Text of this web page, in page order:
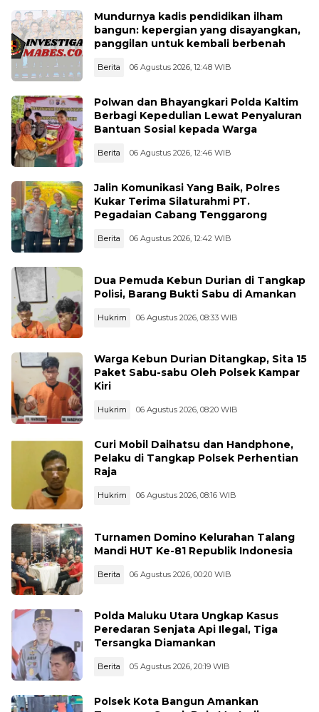
Mundurnya kadis pendidikan ilham
bangun: kepergian yang disayangkan,
panggilan untuk kembali berbenah
Berita 06 Agustus 2026, 12:48 WIB
Polwan dan Bhayangkari Polda Kaltim
Berbagi Kepedulian Lewat Penyaluran
Bantuan Sosial kepada Warga
Berita 06 Agustus 2026, 12:46 WIB
Jalin Komunikasi Yang Baik, Polres
Kukar Terima Silaturahmi PT.
Pegadaian Cabang Tenggarong
Berita 06 Agustus 2026, 12:42 WIB
Dua Pemuda Kebun Durian di Tangkap
Polisi, Barang Bukti Sabu di Amankan
Hukrim 06 Agustus 2026, 08:33 WIB
Warga Kebun Durian Ditangkap, Sita 15
Paket Sabu-sabu Oleh Polsek Kampar
Kiri
Hukrim 06 Agustus 2026, 08:20 WIB
Curi Mobil Daihatsu dan Handphone,
Pelaku di Tangkap Polsek Perhentian
Raja
Hukrim 06 Agustus 2026, 08:16 WIB
Turnamen Domino Kelurahan Talang
Mandi HUT Ke-81 Republik Indonesia
Berita 06 Agustus 2026, 00:20 WIB
Polda Maluku Utara Ungkap Kasus
Peredaran Senjata Api Ilegal, Tiga
Tersangka Diamankan
Berita 05 Agustus 2026, 20:19 WIB
Polsek Kota Bangun Amankan